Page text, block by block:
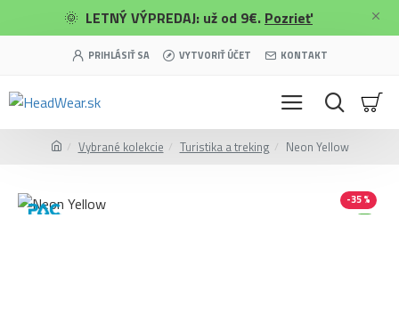
🌞 LETNÝ VÝPREDAJ: už od 9€. Pozrieť
PRIHLÁSIŤ SA VYTVORIŤ ÚČET KONTAKT
Vybrané kolekcie Turistika a treking Neon Yellow
-35 %